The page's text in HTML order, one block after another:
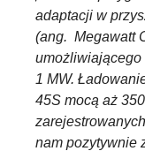
adaptacji w
(ang. Megawatt
umożliwiającego
1 MW.
45S mocą aż
nam pozytywnie